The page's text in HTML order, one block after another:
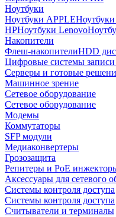
Ноутбуки
Ноутбуки APPLE
HPНоутбуки Lenovo
Накопители
Флеш-накопителиHDD
Цифровые системы
Серверы и готовые
Машинное зрение
Сетевое оборудование
Сетевое оборудование
Модемы
Коммутаторы
SFP модули
Медиаконвертеры
Грозозащита
Репитеры и PoE
Аксессуары для сетевого
Системы контроля доступа
Системы контроля доступа
Считыватели и терминалы